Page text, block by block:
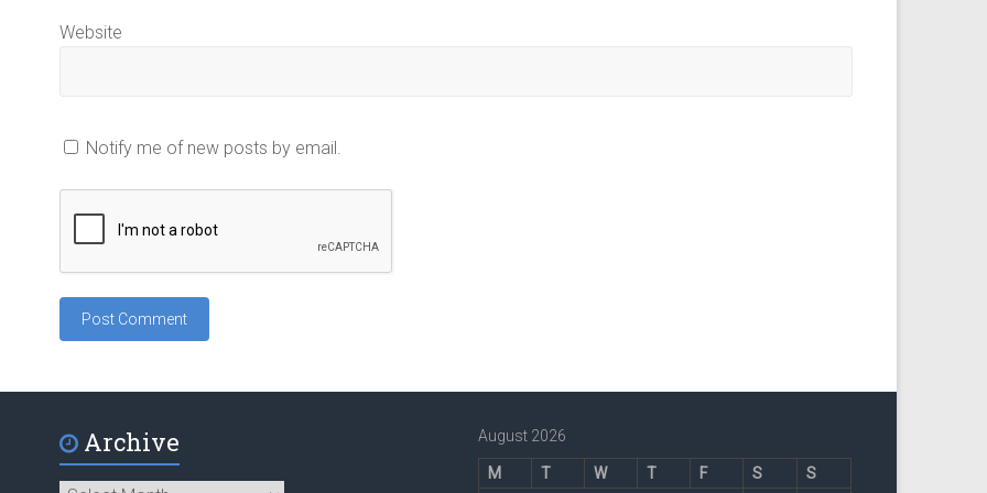
Website
Notify me of new posts by email.
Archive August 2026
M T W T F S S